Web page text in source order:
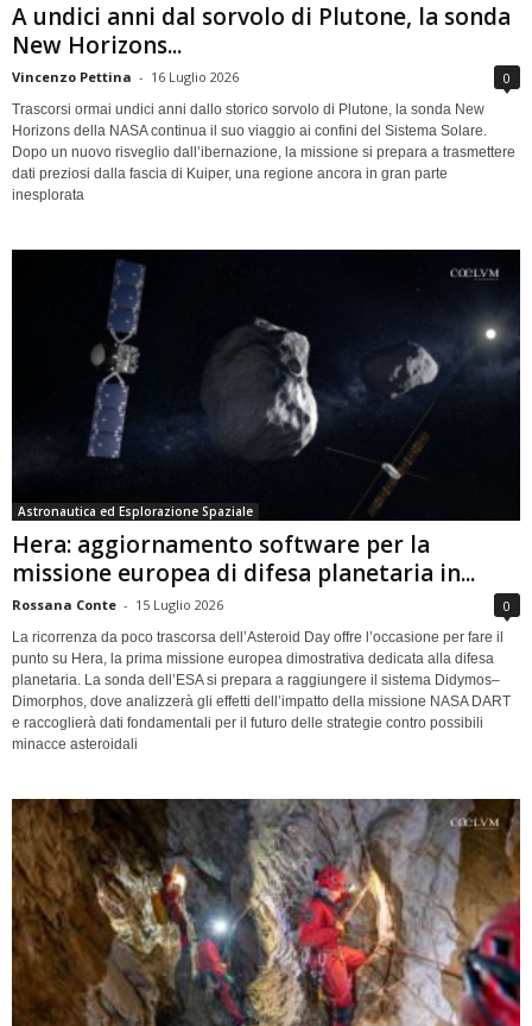
A undici anni dal sorvolo di Plutone, la sonda
New Horizons...
Vincenzo Pettina - 16 Luglio 2026 0
Trascorsi ormai undici anni dallo storico sorvolo di Plutone, la sonda New
Horizons della NASA continua il suo viaggio ai confini del Sistema Solare.
Dopo un nuovo risveglio dall’ibernazione, la missione si prepara a trasmettere
dati preziosi dalla fascia di Kuiper, una regione ancora in gran parte
inesplorata
Astronautica ed Esplorazione Spaziale
Hera: aggiornamento software per la
missione europea di difesa planetaria in...
Rossana Conte - 15 Luglio 2026 0
La ricorrenza da poco trascorsa dell’Asteroid Day offre l’occasione per fare il
punto su Hera, la prima missione europea dimostrativa dedicata alla difesa
planetaria. La sonda dell’ESA si prepara a raggiungere il sistema Didymos–
Dimorphos, dove analizzerà gli effetti dell’impatto della missione NASA DART
e raccoglierà dati fondamentali per il futuro delle strategie contro possibili
minacce asteroidali